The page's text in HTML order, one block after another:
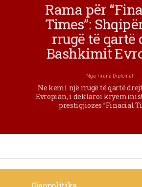
Rama për
Times”:
rrugë të qartë
Bashkimit
Nga Tirana Diplomat
Ne kemi një rrugë të qartë
Evropian, i deklaroi
prestigjiozes ”Finacial